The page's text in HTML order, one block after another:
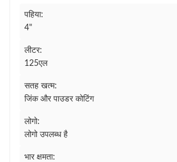
पहिया:
4"
लीटर:
125एल
सतह खत्म:
जिंक और पाउडर कोटिंग
लोगो:
लोगो उपलब्ध है
भार क्षमता: